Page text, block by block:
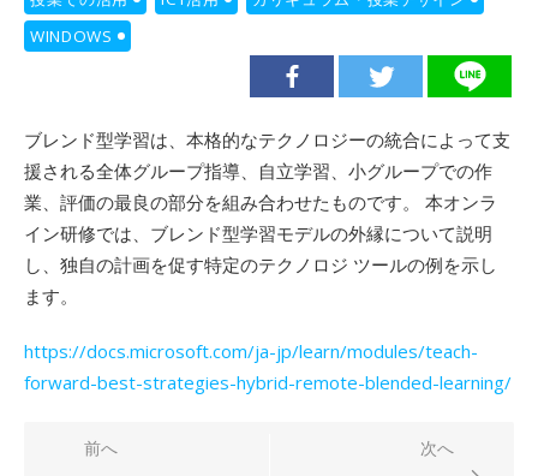
WINDOWS
ブレンド型学習は、本格的なテクノロジーの統合によって支
援される全体グループ指導、自立学習、小グループでの作
業、評価の最良の部分を組み合わせたものです。 本オンラ
イン研修では、ブレンド型学習モデルの外縁について説明
し、独自の計画を促す特定のテクノロジ ツールの例を示し
ます。
https://docs.microsoft.com/ja-jp/learn/modules/teach-
forward-best-strategies-hybrid-remote-blended-learning/
前へ 次へ